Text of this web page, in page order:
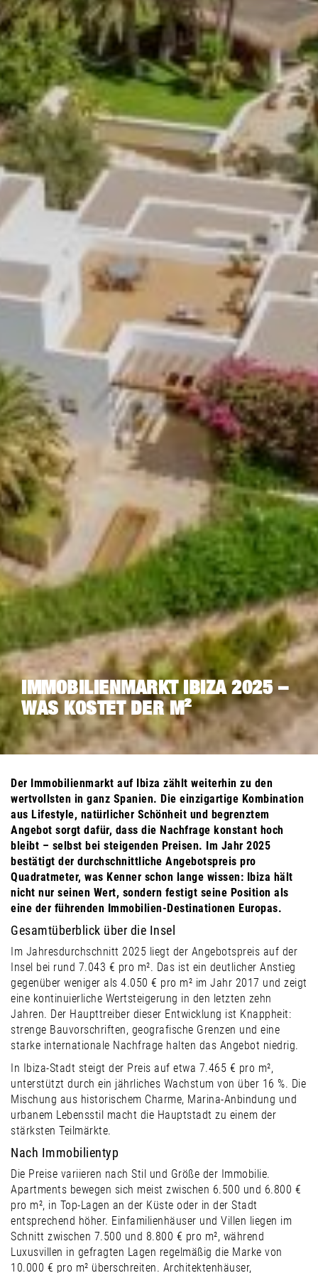
IMMOBILIENMARKT IBIZA 2025 –
WAS KOSTET DER M²
Der Immobilienmarkt auf Ibiza zählt weiterhin zu den
wertvollsten in ganz Spanien. Die einzigartige Kombination
aus Lifestyle, natürlicher Schönheit und begrenztem
Angebot sorgt dafür, dass die Nachfrage konstant hoch
bleibt – selbst bei steigenden Preisen. Im Jahr 2025
bestätigt der durchschnittliche Angebotspreis pro
Quadratmeter, was Kenner schon lange wissen: Ibiza hält
nicht nur seinen Wert, sondern festigt seine Position als
eine der führenden Immobilien-Destinationen Europas.
Gesamtüberblick über die Insel
Im Jahresdurchschnitt 2025 liegt der Angebotspreis auf der
Insel bei rund 7.043 € pro m². Das ist ein deutlicher Anstieg
gegenüber weniger als 4.050 € pro m² im Jahr 2017 und zeigt
eine kontinuierliche Wertsteigerung in den letzten zehn
Jahren. Der Haupttreiber dieser Entwicklung ist Knappheit:
strenge Bauvorschriften, geografische Grenzen und eine
starke internationale Nachfrage halten das Angebot niedrig.
In Ibiza-Stadt steigt der Preis auf etwa 7.465 € pro m²,
unterstützt durch ein jährliches Wachstum von über 16 %. Die
Mischung aus historischem Charme, Marina-Anbindung und
urbanem Lebensstil macht die Hauptstadt zu einem der
stärksten Teilmärkte.
Nach Immobilientyp
Die Preise variieren nach Stil und Größe der Immobilie.
Apartments bewegen sich meist zwischen 6.500 und 6.800 €
pro m², in Top-Lagen an der Küste oder in der Stadt
entsprechend höher. Einfamilienhäuser und Villen liegen im
Schnitt zwischen 7.500 und 8.800 € pro m², während
Luxusvillen in gefragten Lagen regelmäßig die Marke von
10.000 € pro m² überschreiten. Architektenhäuser,